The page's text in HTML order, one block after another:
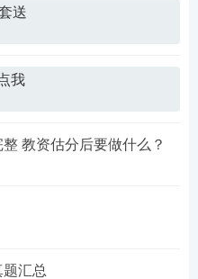
送
我
教资估分后要做什么？
汇总